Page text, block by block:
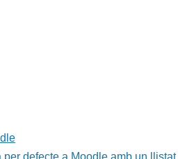
per defecte a Moodle amb un llistat